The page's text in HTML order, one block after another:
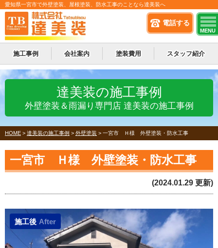
電話する
MENU
愛知県一宮市で外壁塗装、屋根塗装、防水工事のことなら達美装へ
施工事例 会社案内 塗装費用 スタッフ紹介
達美装の施工事例
外壁塗装＆雨漏り専門店 達美装の施工事例
HOME > 達美装の施工事例 > 外壁塗装 > 一宮市 Ｈ様 外壁塗装・防水工事
一宮市 Ｈ様 外壁塗装・防水工事
(2024.01.29 更新)
施工後 After